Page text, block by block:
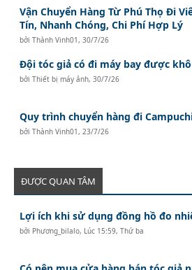
Vận Chuyển Hàng Từ Phú Thọ Đi
Tín, Nhanh Chóng, Chi Phí Hợp Lý
bởiThành Vinh01 ,30/7/26
Đội tóc giả có đi máy bay được
bởiThiết bị máy ảnh,30/7/26
Quy trình chuyển hàng đi
bởiThành Vinh01 , 23/7/26
ĐƯỢC QUAN TÂM
Lợi ích khi sử dụng đồng hồ đo
bởi Phương_bilalo, Lúc 15:59, Thứ ba